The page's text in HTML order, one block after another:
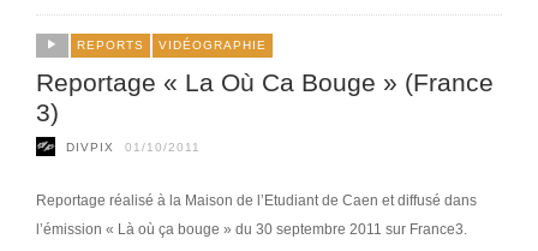
REPORTS VIDÉOGRAPHIE
Reportage « La Où Ca Bouge » (France
3)
DIVPIX 01/10/2011
Reportage réalisé à la Maison de l’Etudiant de Caen et diffusé dans
l’émission « Là où ça bouge » du 30 septembre 2011 sur France3.